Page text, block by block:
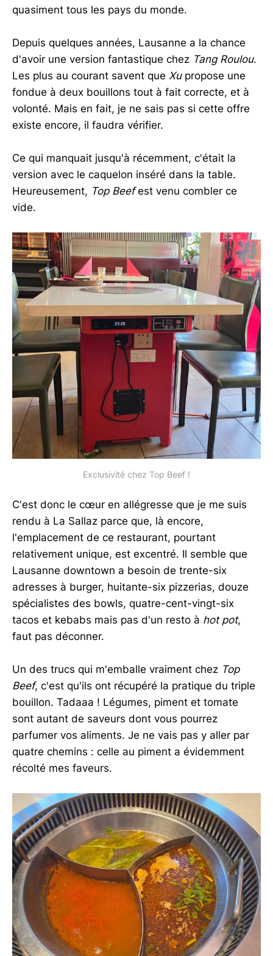
quasiment tous les pays du monde.
Depuis quelques années, Lausanne a la chance
d'avoir une version fantastique chez Tang Roulou.
Les plus au courant savent que Xu propose une
fondue à deux bouillons tout à fait correcte, et à
volonté. Mais en fait, je ne sais pas si cette offre
existe encore, il faudra vérifier.
Ce qui manquait jusqu'à récemment, c'était la
version avec le caquelon inséré dans la table.
Heureusement, Top Beefest venu combler ce
vide.
Exclusivité chez Top Beef !
C'est donc le cœur en allégresse que je me suis
rendu à La Sallaz parce que, là encore,
l'emplacement de ce restaurant, pourtant
relativement unique, est excentré. Il semble que
Lausanne downtown a besoin de trente-six
adresses à burger, huitante-six pizzerias, douze
spécialistes des bowls, quatre-cent-vingt-six
tacos et kebabs mais pas d'un resto à hot pot,
faut pas déconner.
Un des trucs qui m'emballe vraiment chez Top
Beef, c'est qu'ils ont récupéré la pratique du triple
bouillon. Tadaaa ! Légumes, piment et tomate
sont autant de saveurs dont vous pourrez
parfumer vos aliments. Je ne vais pas y aller par
quatre chemins : celle au piment a évidemment
récolté mes faveurs.